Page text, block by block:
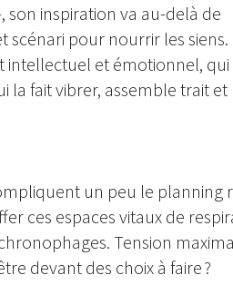
inspiration va au-delà de
scénari pour nourrir les siens.
intellectuel et émotionnel, qui
la fait vibrer, assemble trait et
un peu le planning
ces espaces vitaux de
Tension
devant des choix à faire ?